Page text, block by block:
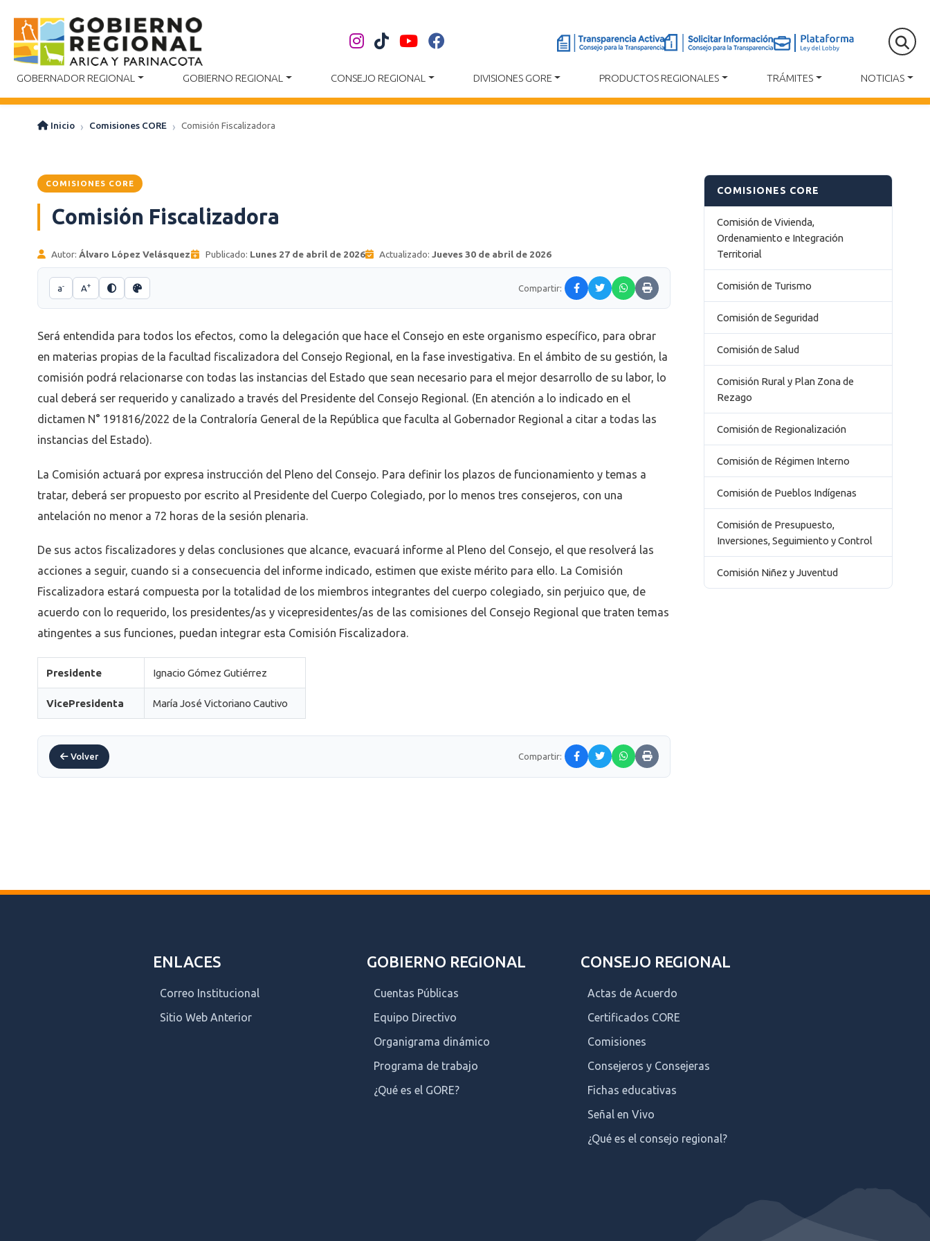
GOBERNADOR REGIONAL GOBIERNO REGIONAL CONSEJO REGIONAL DIVISIONES GORE PRODUCTOS REGIONALES TRÁMITES NOTICIAS
Inicio Comisiones CORE Comisión Fiscalizadora
COMISIONES CORE
Comisión Fiscalizadora
Autor: Álvaro López Velásquez Publicado: Lunes 27 de abril de 2026 Actualizado: Jueves 30 de abril de 2026
a- A+ Compartir:
Será entendida para todos los efectos, como la delegación que hace el Consejo en este organismo específico, para obrar
en materias propias de la facultad fiscalizadora del Consejo Regional, en la fase investigativa. En el ámbito de su gestión, la
comisión podrá relacionarse con todas las instancias del Estado que sean necesario para el mejor desarrollo de su labor, lo
cual deberá ser requerido y canalizado a través del Presidente del Consejo Regional. (En atención a lo indicado en el
dictamen N° 191816/2022 de la Contraloría General de la República que faculta al Gobernador Regional a citar a todas las
instancias del Estado).
La Comisión actuará por expresa instrucción del Pleno del Consejo. Para definir los plazos de funcionamiento y temas a
tratar, deberá ser propuesto por escrito al Presidente del Cuerpo Colegiado, por lo menos tres consejeros, con una
antelación no menor a 72 horas de la sesión plenaria.
De sus actos fiscalizadores y delas conclusiones que alcance, evacuará informe al Pleno del Consejo, el que resolverá las
acciones a seguir, cuando si a consecuencia del informe indicado, estimen que existe mérito para ello. La Comisión
Fiscalizadora estará compuesta por la totalidad de los miembros integrantes del cuerpo colegiado, sin perjuico que, de
acuerdo con lo requerido, los presidentes/as y vicepresidentes/as de las comisiones del Consejo Regional que traten temas
atingentes a sus funciones, puedan integrar esta Comisión Fiscalizadora.
Presidente Ignacio Gómez Gutiérrez
VicePresidenta María José Victoriano Cautivo
Volver Compartir:
COMISIONES CORE
Comisión de Vivienda,
Ordenamiento e Integración
Territorial
Comisión de Turismo
Comisión de Seguridad
Comisión de Salud
Comisión Rural y Plan Zona de
Rezago
Comisión de Regionalización
Comisión de Régimen Interno
Comisión de Pueblos Indígenas
Comisión de Presupuesto,
Inversiones, Seguimiento y Control
Comisión Niñez y Juventud
ENLACES
Correo Institucional
Sitio Web Anterior
GOBIERNO REGIONAL
Cuentas Públicas
Equipo Directivo
Organigrama dinámico
Programa de trabajo
¿Qué es el GORE?
CONSEJO REGIONAL
Actas de Acuerdo
Certificados CORE
Comisiones
Consejeros y Consejeras
Fichas educativas
Señal en Vivo
¿Qué es el consejo regional?